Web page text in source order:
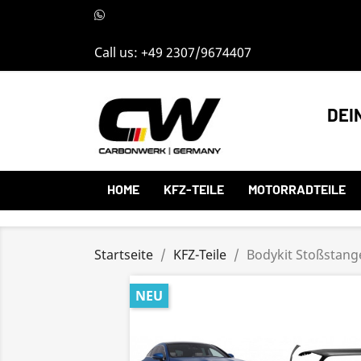
Call us: +49 2307/9674407
HOME KFZ-TEILE MOTORRADTEILE
Startseite KFZ-Teile Bodykit
NEU